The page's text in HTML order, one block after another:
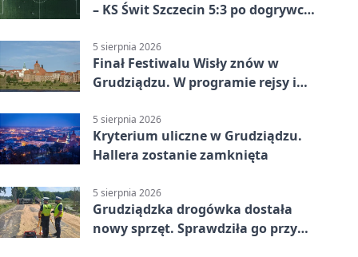
– KS Świt Szczecin 5:3 po dogrywce
odwrócili losy meczu
5 sierpnia 2026
Finał Festiwalu Wisły znów w
Grudziądzu. W programie rejsy i
5 sierpnia 2026
Kryterium uliczne w Grudziądzu.
Hallera zostanie zamknięta
5 sierpnia 2026
Grudziądzka drogówka dostała
nowy sprzęt. Sprawdziła go przy